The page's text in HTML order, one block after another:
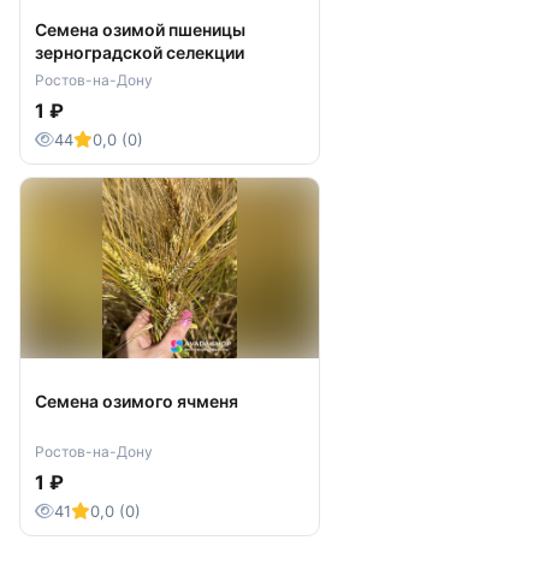
Семена озимой пшеницы
зерноградской селекции
Ростов-на-Дону
1 ₽
44 0,0 (0)
Семена озимого ячменя
Ростов-на-Дону
1 ₽
41 0,0 (0)